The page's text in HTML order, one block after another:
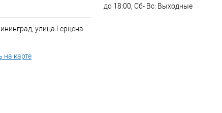
улица Герцена
на карте
до 18:00, Сб- Вс: Выходные